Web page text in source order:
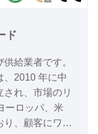
ド
給業者です。
、2010 年に中
れ、市場のリ
ーロッパ、米
り、顧客にワン